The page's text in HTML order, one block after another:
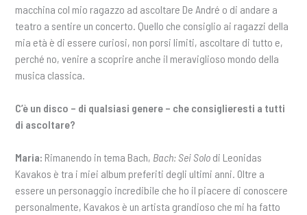
macchina col mio ragazzo ad ascoltare De André o di andare a
teatro a sentire un concerto. Quello che consiglio ai ragazzi della
mia età è di essere curiosi, non porsi limiti, ascoltare di tutto e,
perché no, venire a scoprire anche il meraviglioso mondo della
musica classica.
C’è un disco – di qualsiasi genere – che consiglieresti a tutti
di ascoltare?
Maria: Rimanendo in tema Bach, Bach: Sei Solo di Leonidas
Kavakos è tra i miei album preferiti degli ultimi anni. Oltre a
essere un personaggio incredibile che ho il piacere di conoscere
personalmente, Kavakos è un artista grandioso che mi ha fatto